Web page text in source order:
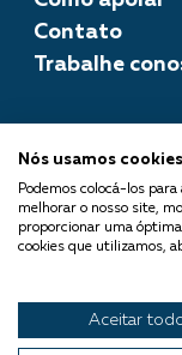
Contato
Trabalhe
O Fundo Brasil
Comuá -
© 2026 Fundo
Nós usamos cookies
Podemos colocá-los
melhorar o nosso site,
proporcionar uma
cookies que utilizamos,
Aceitar